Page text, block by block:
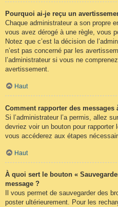
Pourquoi ai-je reçu un
Chaque administrateur a son propre
vous avez dérogé à une règle, vous
Notez que c’est la décision de
n’est pas concerné par les
l’administrateur si vous ne
avertissement.
Haut
Comment rapporter des messages
Si l’administrateur l’a permis, allez
devriez voir un bouton pour rapporter
vous accéderez aux étapes
Haut
À quoi sert le bouton «
message ?
Il vous permet de sauvegarder des
poster ultérieurement. Pour les